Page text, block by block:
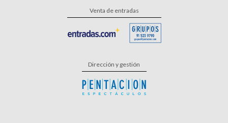
Venta de entradas
Dirección y gestión